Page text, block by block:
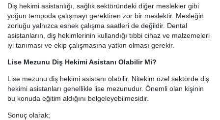
Diş hekimi asistanlığı, sağlık sektöründeki diğer meslekler gibi
yoğun tempoda çalışmayı gerektiren zor bir meslektir. Mesleğin
zorluğu yalnızca esnek çalışma saatleri de değildir. Dental
asistanların, diş hekimlerinin kullandığı tıbbi cihaz ve malzemeleri
iyi tanıması ve ekip çalışmasına yatkın olması gerekir.
Lise Mezunu Diş Hekimi Asistanı Olabilir Mi?
Lise mezunu diş hekimi asistanı olabilir. Nitekim özel sektörde diş
hekimi asistanları genellikle lise mezunudur. Önemli olan kişinin
bu konuda eğitim aldığını belgeleyebilmesidir.
Sonuç olarak;